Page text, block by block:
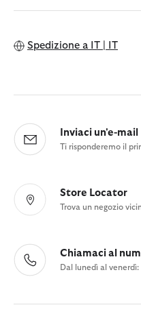
Spedizione a IT | IT
Inviaci un'e-mail
Ti risponderemo il
Store Locator
Trova un negozio
Chiamaci al
Dal lunedì al